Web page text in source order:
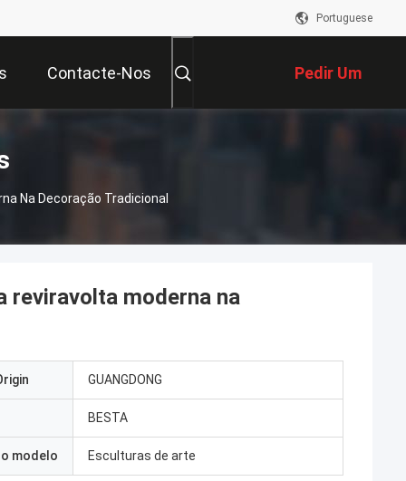
Portuguese
Contacte-Nos Pedir Um
Orçamento
Na Decoração Tradicional
reviravolta moderna na
GUANGDONG
BESTA
modelo Esculturas de arte